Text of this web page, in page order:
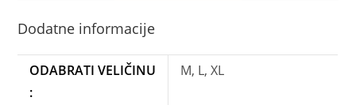
Dodatne informacije
ODABRATI VELIČINU
:
M, L, XL